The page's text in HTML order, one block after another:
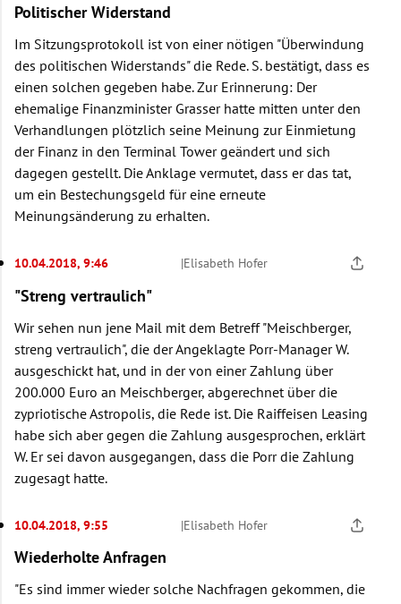
Politischer Widerstand
Im Sitzungsprotokoll ist von einer nötigen "Überwindung
des politischen Widerstands" die Rede. S. bestätigt, dass es
einen solchen gegeben habe. Zur Erinnerung: Der
ehemalige Finanzminister Grasser hatte mitten unter den
Verhandlungen plötzlich seine Meinung zur Einmietung
der Finanz in den Terminal Tower geändert und sich
dagegen gestellt. Die Anklage vermutet, dass er das tat,
um ein Bestechungsgeld für eine erneute
Meinungsänderung zu erhalten.
10.04.2018, 9:46 |Elisabeth Hofer
"Streng vertraulich"
Wir sehen nun jene Mail mit dem Betreff "Meischberger,
streng vertraulich", die der Angeklagte Porr-Manager W.
ausgeschickt hat, und in der von einer Zahlung über
200.000 Euro an Meischberger, abgerechnet über die
zypriotische Astropolis, die Rede ist. Die Raiffeisen Leasing
habe sich aber gegen die Zahlung ausgesprochen, erklärt
W. Er sei davon ausgegangen, dass die Porr die Zahlung
zugesagt hatte.
10.04.2018, 9:55 |Elisabeth Hofer
Wiederholte Anfragen
"Es sind immer wieder solche Nachfragen gekommen, die